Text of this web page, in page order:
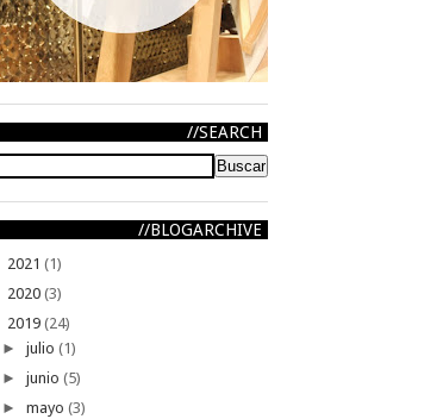
SEARCH
BLOGARCHIVE
2021 (1)
2020 (3)
2019 (24)
► julio (1)
► junio (5)
► mayo (3)